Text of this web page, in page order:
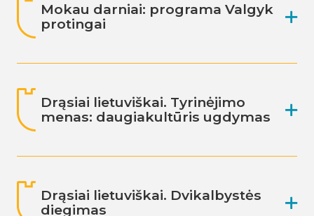
Mokau darniai: programa Valgyk
protingai
Drąsiai lietuviškai. Tyrinėjimo
menas: daugiakultūris ugdymas
Drąsiai lietuviškai. Dvikalbystės
diegimas